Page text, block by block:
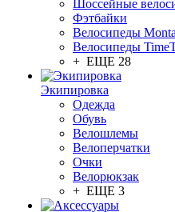
Шоссейные
Фэтбайки
Велосипеды
Велосипеды
+ ЕЩЕ 28
Экипировка
Одежда
Обувь
Велошлемы
Велоперчатки
Очки
Велорюкзак
+ ЕЩЕ 3